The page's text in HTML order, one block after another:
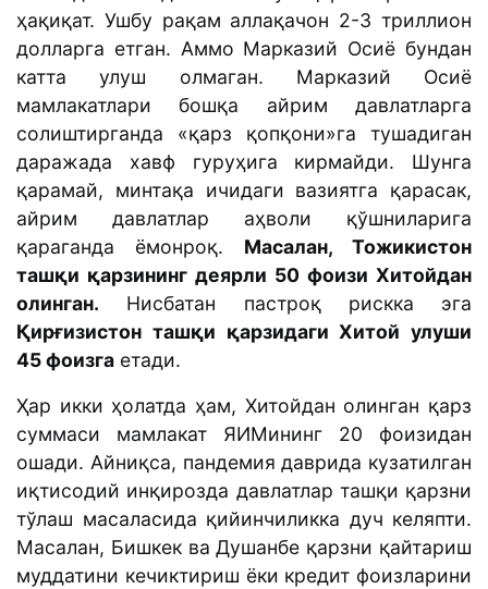
ҳақиқат. Ушбу рақам аллақачон 2-3 триллион
долларга етган. Аммо Марказий Осиё бундан
катта улуш олмаган. Марказий Осиё
мамлакатлари бошқа айрим давлатларга
солиштирганда «қарз қопқони»га тушадиган
даражада хавф гуруҳига кирмайди. Шунга
қарамай, минтақа ичидаги вазиятга қарасак,
айрим давлатлар аҳволи қўшниларига
қараганда ёмонроқ. Масалан, Тожикистон
ташқи қарзининг деярли 50 фоизи Хитойдан
олинган. Нисбатан пастроқ рискка эга
Қирғизистон ташқи қарзидаги Хитой улуши
45 фоизга етади.
Ҳар икки ҳолатда ҳам, Хитойдан олинган қарз
суммаси мамлакат ЯИМининг 20 фоизидан
ошади. Айниқса, пандемия даврида кузатилган
иқтисодий инқирозда давлатлар ташқи қарзни
тўлаш масаласида қийинчиликка дуч келяпти.
Масалан, Бишкек ва Душанбе қарзни қайтариш
муддатини кечиктириш ёки кредит фоизларини